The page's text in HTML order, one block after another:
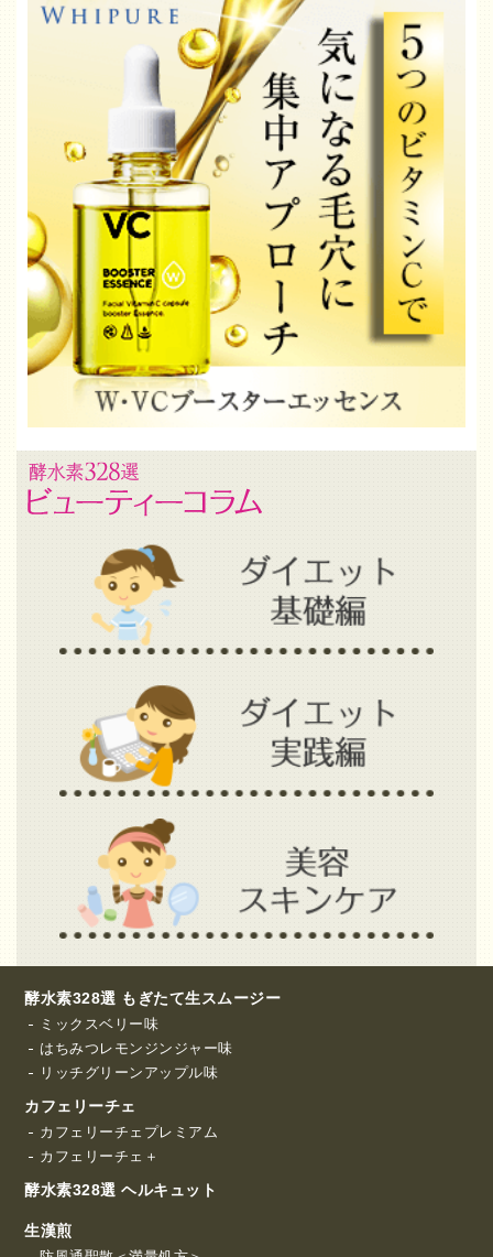
酵水素328選 もぎたて生スムージー
ミックスベリー味
はちみつレモンジンジャー味
リッチグリーンアップル味
カフェリーチェ
カフェリーチェプレミアム
カフェリーチェ＋
酵水素328選 ヘルキュット
生漢煎